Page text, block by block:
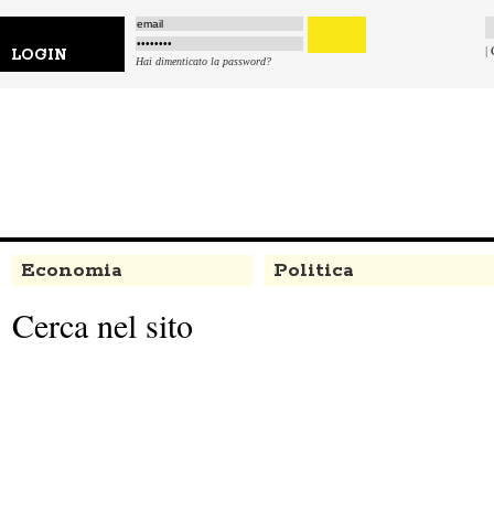
LOGIN Hai dimenticato la password?
|
Economia Politica
Cerca nel sito